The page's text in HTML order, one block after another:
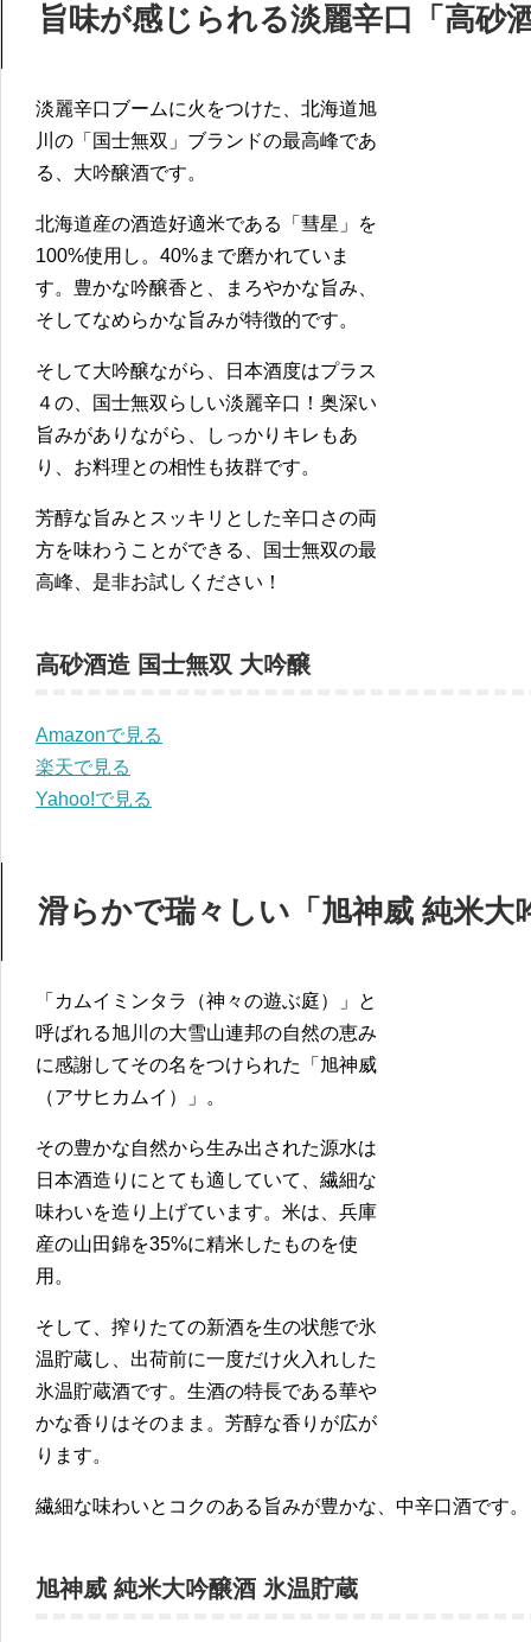
旨味が感じられる淡麗辛口「高砂
淡麗辛口ブームに火をつけた、北海道旭
川の「国士無双」ブランドの最高峰であ
る、大吟醸酒です。
北海道産の酒造好適米である「彗星」を
100%使用し。40%まで磨かれていま
す。豊かな吟醸香と、まろやかな旨み、
そしてなめらかな旨みが特徴的です。
そして大吟醸ながら、日本酒度はプラス
４の、国士無双らしい淡麗辛口！奥深い
旨みがありながら、しっかりキレもあ
り、お料理との相性も抜群です。
芳醇な旨みとスッキリとした辛口さの両
方を味わうことができる、国士無双の最
高峰、是非お試しください！
高砂酒造 国士無双 大吟醸
Amazonで見る
楽天で見る
Yahoo!で見る
滑らかで瑞々しい「旭神威 純米大
「カムイミンタラ（神々の遊ぶ庭）」と
呼ばれる旭川の大雪山連邦の自然の恵み
に感謝してその名をつけられた「旭神威
（アサヒカムイ）」。
その豊かな自然から生み出された源水は
日本酒造りにとても適していて、繊細な
味わいを造り上げています。米は、兵庫
産の山田錦を35%に精米したものを使
用。
そして、搾りたての新酒を生の状態で氷
温貯蔵し、出荷前に一度だけ火入れした
氷温貯蔵酒です。生酒の特長である華や
かな香りはそのまま。芳醇な香りが広が
ります。
繊細な味わいとコクのある旨みが豊かな、中辛口酒です。
旭神威 純米大吟醸酒 氷温貯蔵